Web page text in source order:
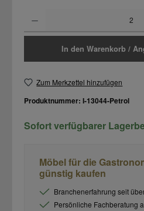
In
Zum Merkzettel hinzufügen
Produktnummer: I-13044-Petrol
Sofort verfügbarer
Möbel für die
günstig kaufen
Branchenerfahrung seit
Persönliche Fachberatung